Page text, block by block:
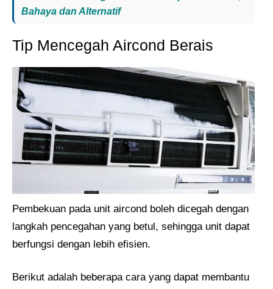
Bahaya dan Alternatif
Tip Mencegah Aircond Berais
Pembekuan pada unit aircond boleh dicegah dengan
langkah pencegahan yang betul, sehingga unit dapat
berfungsi dengan lebih efisien.
Berikut adalah beberapa cara yang dapat membantu